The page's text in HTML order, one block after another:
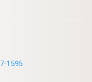
1595